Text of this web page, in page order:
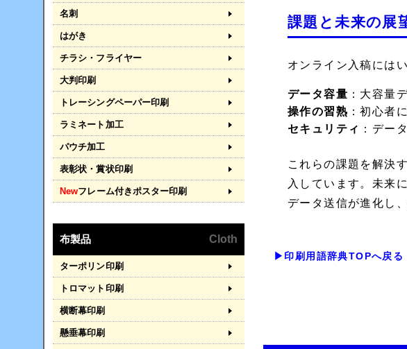
課題と未来の展
オンライン入稿には
データ容量 ：大容量
操作の習熟 ：初心者
セキュリティ ：デー
これらの課題を解決
入しています。未来
データ送信が進化し
▶印刷用語辞典TOPへ戻る
名刺
はがき
チラシ・フライヤー
大判印刷
トレーシングペーパー印刷
ラミネート加工
パウチ加工
表彰状・賞状印刷
Newフレーム付きポスター印刷
布製品 Cloth
ターポリン印刷
トロマット印刷
横断幕印刷
懸垂幕印刷